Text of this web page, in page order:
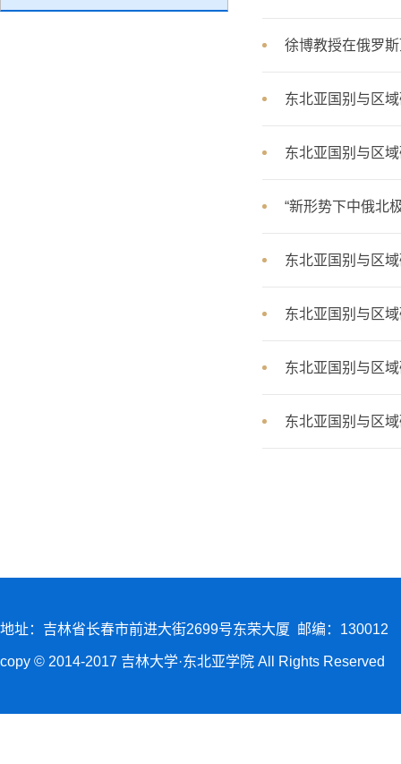
徐博教授在俄罗
东北亚国别与区
东北亚国别与区
“新形势下中俄北
东北亚国别与区
东北亚国别与区
东北亚国别与区
东北亚国别与区
地址：吉林省长春市前进大街2699号东荣大厦 邮编：130012
copy © 2014-2017 吉林大学·东北亚学院 All Rights Reserved